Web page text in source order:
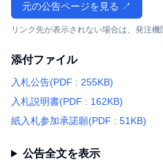
元の公告ページを見る ↗
リンク先が表示されない場合は、発注
添付ファイル
入札公告(PDF : 255KB)
入札説明書(PDF : 162KB)
紙入札参加承諾願(PDF : 51KB)
公告全文を表示